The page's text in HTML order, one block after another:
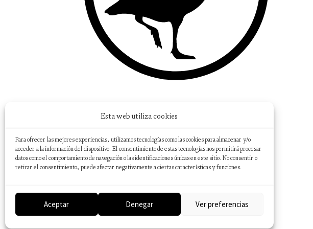
Esta web utiliza cookies
Para ofrecer las mejores experiencias, utilizamos tecnologías como las cookies para almacenar y/o
acceder a la información del dispositivo. El consentimiento de estas tecnologías nos permitirá procesar
datos como el comportamiento de navegación o las identificaciones únicas en este sitio. No consentir o
retirar el consentimiento, puede afectar negativamente a ciertas características y funciones.
Aceptar Denegar Ver preferencias